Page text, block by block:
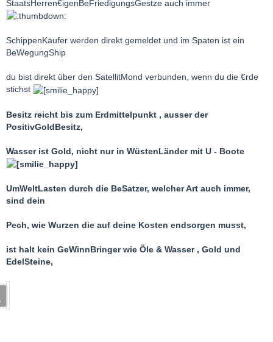
StaatsHerren€igenBeFriedigungsGestze auch immer
SchippenKäufer werden direkt gemeldet und im Spaten ist ein
BeWegungShip
du bist direkt über den SatellitMond verbunden, wenn du die €rde
stichst
Besitz reicht bis zum Erdmittelpunkt , ausser der
PositivGoldBesitz,
Wasser ist Gold, nicht nur in WüstenLänder mit U - Boote
UmWeltLasten durch die BeSatzer, welcher Art auch immer,
sind dein
Pech, wie Wurzen die auf deine Kosten endsorgen musst,
ist halt kein GeWinnBringer wie Öle & Wasser , Gold und
EdelSteine,